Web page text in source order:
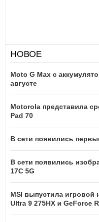
НОВОЕ
Moto G Max с
августе
Motorola представила
Pad 70
В сети появились
В сети появились
17C 5G
MSI выпустила игровой
Ultra 9 275HX и GeForce